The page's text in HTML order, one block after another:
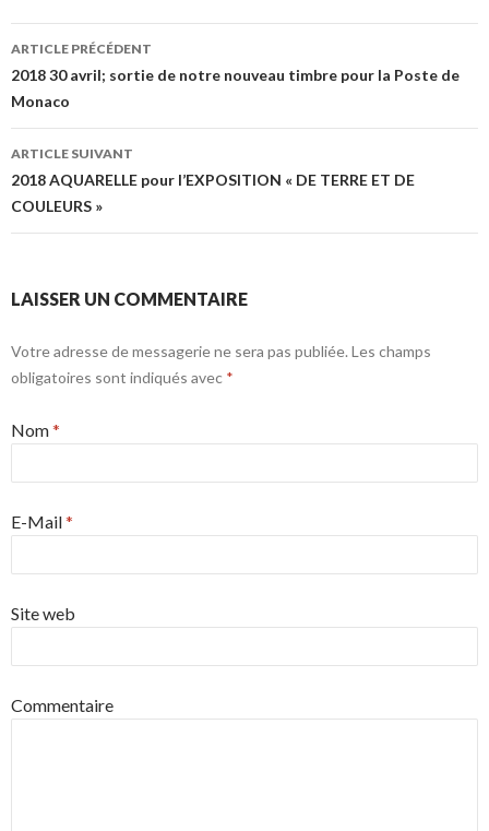
Navigation de l’article
ARTICLE PRÉCÉDENT
2018 30 avril; sortie de notre nouveau timbre pour la Poste de
Monaco
ARTICLE SUIVANT
2018 AQUARELLE pour l’EXPOSITION « DE TERRE ET DE
COULEURS »
LAISSER UN COMMENTAIRE
Votre adresse de messagerie ne sera pas publiée. Les champs
obligatoires sont indiqués avec *
Nom*
E-Mail*
Site web
Commentaire